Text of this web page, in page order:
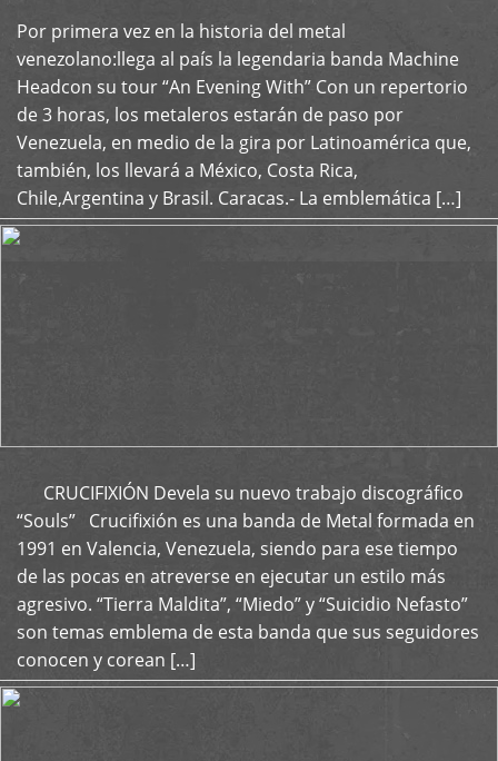
Por primera vez en la historia del metal
venezolano:llega al país la legendaria banda Machine
Headcon su tour “An Evening With” Con un repertorio
de 3 horas, los metaleros estarán de paso por
Venezuela, en medio de la gira por Latinoamérica que,
también, los llevará a México, Costa Rica,
Chile,Argentina y Brasil. Caracas.- La emblemática […]
+
CRUCIFIXIÓN Devela su nuevo trabajo discográfico
“Souls” Crucifixión es una banda de Metal formada en
1991 en Valencia, Venezuela, siendo para ese tiempo
de las pocas en atreverse en ejecutar un estilo más
agresivo. “Tierra Maldita”, “Miedo” y “Suicidio Nefasto”
son temas emblema de esta banda que sus seguidores
conocen y corean […]
+